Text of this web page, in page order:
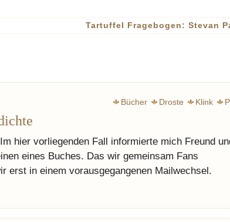
Tartuffel Fragebogen: Stevan
Bücher Droste Klink
hier vorliegenden Fall informierte mich Freund
eines Buches. Das wir gemeinsam Fans
erst in einem vorausgegangenen Mailwechsel.